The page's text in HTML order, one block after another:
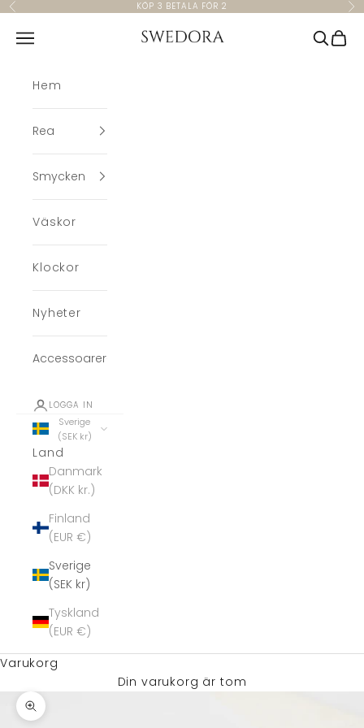
Hoppa till innehållet
Föregående KÖP 3 BETALA FÖR 2
Swedora
Meny Sök
Hem
Rea
Smycken
Väskor
Klockor
Nyheter
Accessoarer
LOGGA IN
Sverige
(SEK kr)
Land
Danmark
(DKK kr.)
Finland
(EUR €)
Sverige
(SEK kr)
Tyskland
(EUR €)
Varukorg
Din varukorg är tom
Zooma